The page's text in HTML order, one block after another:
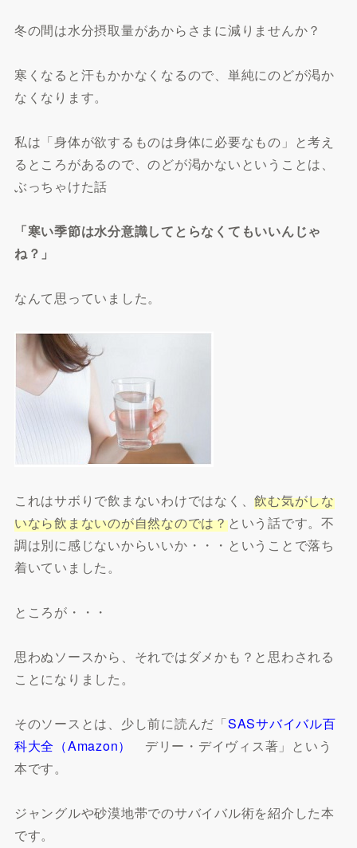
冬の間は水分摂取量があからさまに減りませんか？
寒くなると汗もかかなくなるので、単純にのどが渇か
なくなります。
私は「身体が欲するものは身体に必要なもの」と考え
るところがあるので、のどが渇かないということは、
ぶっちゃけた話
「寒い季節は水分意識してとらなくてもいいんじゃ
ね？」
なんて思っていました。
これはサボりで飲まないわけではなく、飲む気がしな
いなら飲まないのが自然なのでは？という話です。不
調は別に感じないからいいか・・・ということで落ち
着いていました。
ところが・・・
思わぬソースから、それではダメかも？と思わされる
ことになりました。
そのソースとは、少し前に読んだ「SASサバイバル百
科大全（Amazon）
デリー・デイヴィス著」という
本です。
ジャングルや砂漠地帯でのサバイバル術を紹介した本
です。